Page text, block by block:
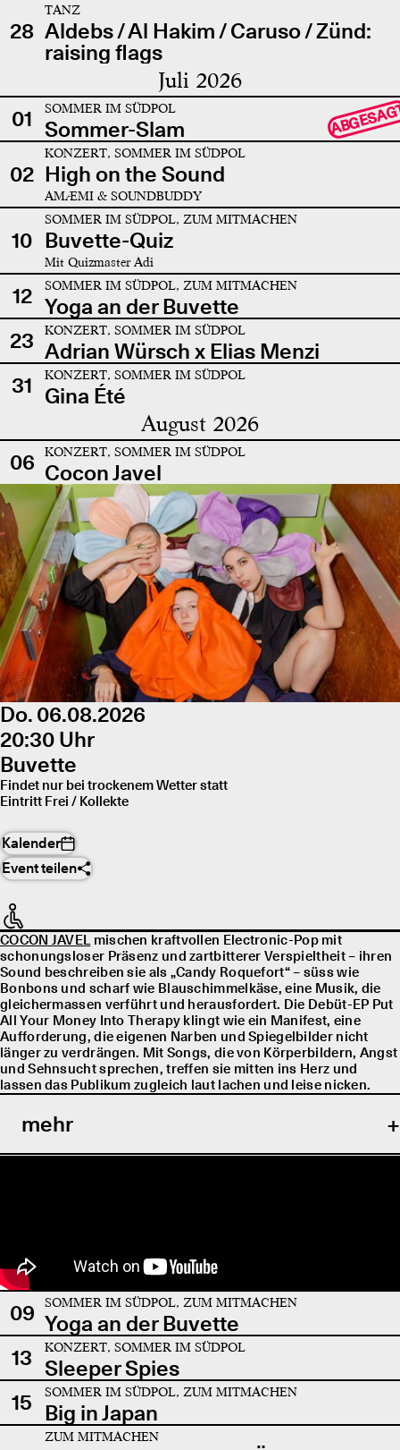
28
TANZ
Aldebs / Al Hakim / Caruso / Zünd:
raising flags
Juli 2026
01 SOMMER IM SÜDPOL
Sommer-Slam
02
KONZERT, SOMMER IM SÜDPOL
High on the Sound
AMÆMI & SOUNDBUDDY
10
SOMMER IM SÜDPOL, ZUM MITMACHEN
Buvette-Quiz
Mit Quizmaster Adi
12 SOMMER IM SÜDPOL, ZUM MITMACHEN
Yoga an der Buvette
23
KONZERT, SOMMER IM SÜDPOL
Adrian Würsch x Elias Menzi
31
KONZERT, SOMMER IM SÜDPOL
Gina Été
August 2026
06 KONZERT, SOMMER IM SÜDPOL
Cocon Javel
Do. 06.08.2026
20:30 Uhr
Buvette
Findet nur bei trockenem Wetter statt
Eintritt Frei / Kollekte
Kalender
Event teilen
COCON JAVELmischen kraftvollen Electronic-Pop mit
schonungsloser Präsenz und zartbitterer Verspieltheit – ihren
Sound beschreiben sie als „Candy Roquefort“ – süss wie
Bonbons und scharf wie Blauschimmelkäse, eine Musik, die
gleichermassen verführt und herausfordert. Die Debüt-EP Put
All Your Money Into Therapy klingt wie ein Manifest, eine
Aufforderung, die eigenen Narben und Spiegelbilder nicht
länger zu verdrängen. Mit Songs, die von Körperbildern, Angst
und Sehnsucht sprechen, treffen sie mitten ins Herz und
lassen das Publikum zugleich laut lachen und leise nicken.
mehr
09 SOMMER IM SÜDPOL, ZUM MITMACHEN
Yoga an der Buvette
13
KONZERT, SOMMER IM SÜDPOL
Sleeper Spies
15
SOMMER IM SÜDPOL, ZUM MITMACHEN
Big in Japan
ZUM MITMACHEN